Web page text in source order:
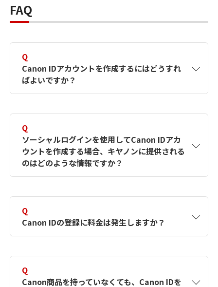
FAQ
Q
Canon IDアカウントを作成するにはどうすれ
ばよいですか？
す。詳しい作成方法は【カメラ】Canon IDとは
何ですか？Canon IDの作成方法は？をご確認く
ださい。
Q
ソーシャルログインを使用してCanon IDアカ
ウントを作成する場合、キヤノンに提供される
のはどのような情報ですか？
択したサービスから取得します。アカウントを
簡単に作成できるように、この情報を使用して
Canon IDの登録フォームを入力します。
Q
Canon IDの登録に料金は発生しますか？
Q
Canon商品を持っていなくても、Canon IDを